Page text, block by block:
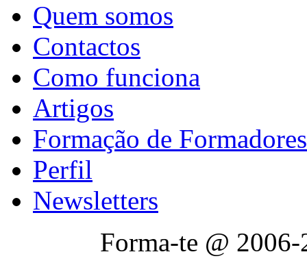
Quem somos
Contactos
Como funciona
Artigos
Formação de Formadores
Perfil
Newsletters
Forma-te @